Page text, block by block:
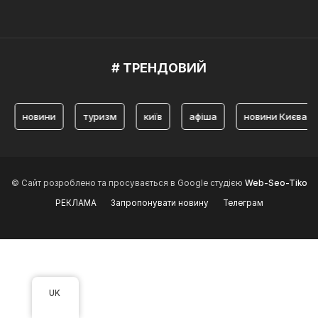
# ТРЕНДОВИЙ
новини туризм київ афіша новини Києва
© Сайт розроблено та просувається в Google студією Web-Seo-Tiko
РЕКЛАМА
Запропонувати новину Телеграм
UK